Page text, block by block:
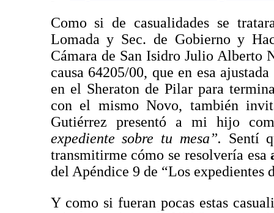
Como si de casualidades se
Lomada y Sec. de Gobierno y
Cámara de San Isidro Julio Alberto
causa 64205/00, que en esa
en el Sheraton de Pilar para
con el mismo Novo, también
Gutiérrez presentó a mi hijo
expediente sobre tu mesa”. Sentí
transmitirme cómo se resolvería esa
del Apéndice 9 de “Los expedientes
Y como si fueran pocas estas